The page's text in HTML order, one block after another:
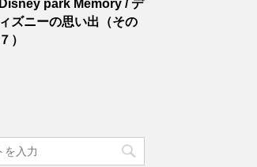
Disney park Memory / デ
ィズニーの思い出（その
７）